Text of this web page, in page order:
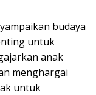
budaya
untuk
anak
menghargai
untuk